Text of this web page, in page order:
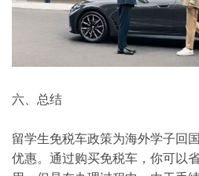
六、总结
留学生免税车政策为海外学子回
优惠。通过购买免税车，你可以